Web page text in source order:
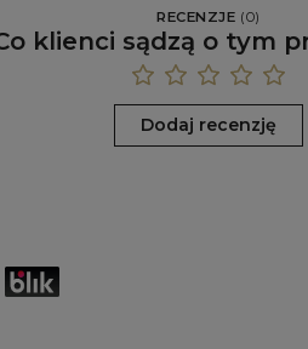
RECENZJE (0)
klienci sądzą o tym
Dodaj recenzję